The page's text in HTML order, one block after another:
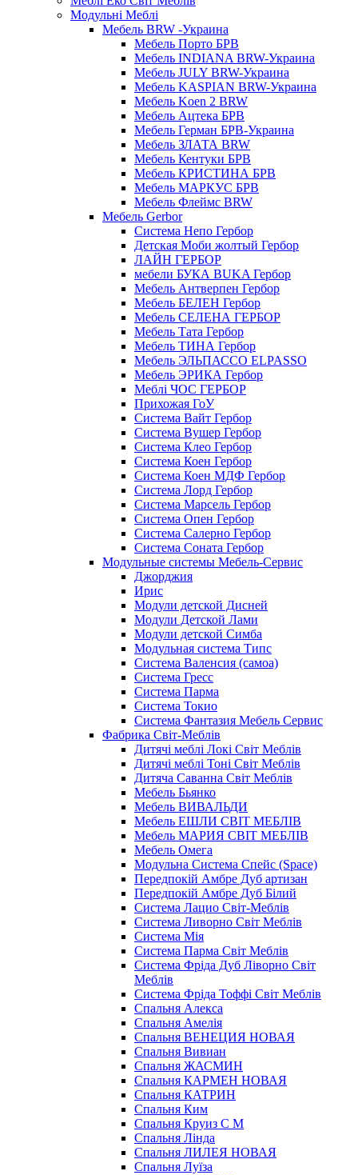
Модульні Меблі
Мебель BRW -Украина
Мебель Порто БРВ
Мебель INDIANA BRW-Украина
Мебель JULY BRW-Украина
Мебель KASPIAN BRW-Украина
Мебель Koen 2 BRW
Мебель Ацтека БРВ
Мебель Герман БРВ-Украина
Мебель ЗЛАТА BRW
Мебель Кентуки БРВ
Мебель КРИСТИНА БРВ
Мебель МАРКУС БРВ
Мебель Флеймс BRW
Мебель Gerbor
Cистема Непо Гербор
Детская Моби жолтый Гербор
ЛАЙН ГЕРБОР
мебели БУКА BUKA Гербор
Мебель Антверпен Гербор
Мебель БЕЛЕН Гербор
Мебель СЕЛЕНА ГЕРБОР
Мебель Тата Гербор
Мебель ТИНА Гербор
Мебель ЭЛЬПАССО ELPASSO
Мебель ЭРИКА Гербор
Меблі ЧОС ГЕРБОР
Прихожая ГоУ
Система Вайт Гербор
Система Вушер Гербор
Система Клео Гербор
Система Коен Гербор
Система Коен МДФ Гербор
Система Лорд Гербор
Система Марсель Гербор
Система Опен Гербор
Система Салерно Гербор
Система Соната Гербор
Модульные системы Мебель-Сервис
Джорджия
Ирис
Модули детской Дисней
Модули Детской Лами
Модули детской Симба
Модульная система Типс
Система Валенсия (самоа)
Система Гресс
Система Парма
Система Токио
Система Фантазия Мебель Сервис
Фабрика Світ-Меблів
Дитячі меблі Локі Світ Меблів
Дитячі меблі Тоні Світ Меблів
Дитяча Саванна Світ Меблів
Мебель Бьянко
Мебель ВИВАЛЬДИ
Мебель ЕШЛИ СВІТ МЕБЛІВ
Мебель МАРИЯ СВІТ МЕБЛІВ
Мебель Омега
Модульна Cистема Спейс (Space)
Передпокій Амбре Дуб артизан
Передпокій Амбре Дуб Білий
Система Лацио Світ-Меблів
Система Ливорно Світ Меблів
Система Мія
Система Парма Свiт Меблiв
Система Фріда Дуб Ліворно Світ
Меблів
Система Фріда Тоффі Світ Меблів
Спальня Алекса
Спальня Амелія
Спальня ВЕНЕЦИЯ НОВАЯ
Спальня Вивиан
Спальня ЖАСМИН
Спальня КАРМЕН НОВАЯ
Спальня КАТРИН
Спальня Ким
Спальня Круиз С М
Спальня Лінда
Спальня ЛИЛЕЯ НОВАЯ
Спальня Луїза